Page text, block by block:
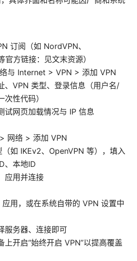
订阅（如 NordVPN、
官方链接：见文末资源）
与 Internet > VPN > 添加 VPN
、VPN 类型、登录信息（用户名/
性代码）
试网页加载情况与 IP 信息
网络 > 添加 VPN
如 IKEv2、OpenVPN 等），填入
、本地ID
应用并连接
用，或在系统自带的 VPN 设置中
服务器、连接即可
上开启“始终开启 VPN”以提高覆盖